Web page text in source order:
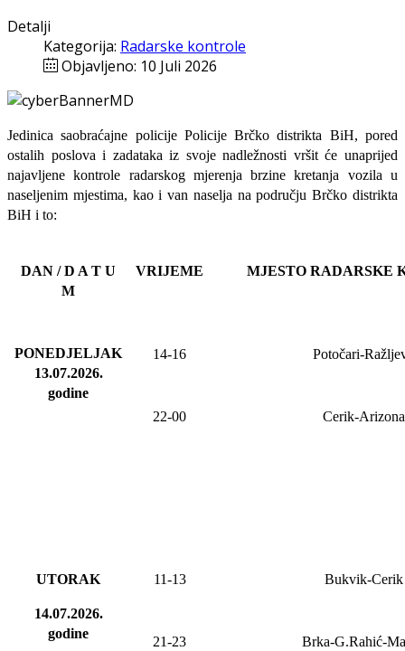
Detalji
Kategorija: Radarske kontrole
Objavljeno: 10 Juli 2026
Jedinica saobraćajne policije Policije Brčko distrikta BiH, pored
ostalih poslova i zadataka iz svoje nadležnosti vršit će unaprijed
najavljene kontrole radarskog mjerenja brzine kretanja vozila u
naseljenim mjestima, kao i van naselja na području Brčko distrikta
BiH i to:
DAN / D A T U
M
VRIJEME MJESTO RADARSKE
PONEDJELJAK
13.07.2026.
godine
14-16 Potočari-
22-00 Cerik-Arizona
UTORAK
14.07.2026.
godine
11-13 Bukvik-Cerik
21-23 Brka-G.Rahić-